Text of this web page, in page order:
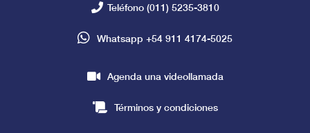
Teléfono (011) 5235-3810
Whatsapp +54 911 4174-5025
Agenda una videollamada
Términos y condiciones